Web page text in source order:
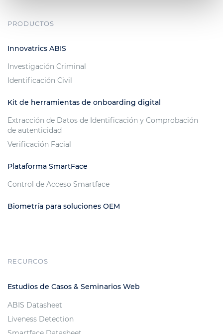
PRODUCTOS
Innovatrics ABIS
Investigación Criminal
Identificación Civil
Kit de herramientas de onboarding digital
Extracción de Datos de Identificación y Comprobación
de autenticidad
Verificación Facial
Plataforma SmartFace
Control de Acceso Smartface
Biometría para soluciones OEM
RECURCOS
Estudios de Casos & Seminarios Web
ABIS Datasheet
Liveness Detection